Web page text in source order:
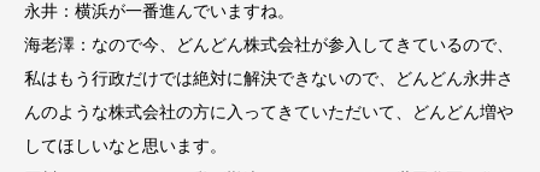
永井：横浜が一番進んでいますね。
海老澤：なので今、どんどん株式会社が参入してきているので、
私はもう行政だけでは絶対に解決できないので、どんどん永井さ
んのような株式会社の方に入ってきていただいて、どんどん増や
してほしいなと思います。